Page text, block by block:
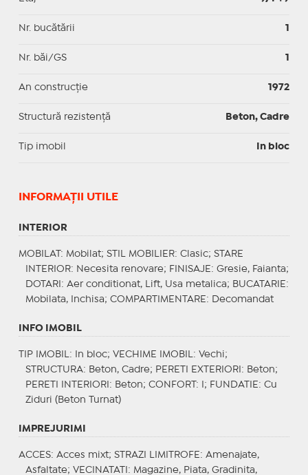
Nr. bucătării 1
Nr. băi/GS 1
An construcție 1972
Structură rezistență Beton, Cadre
Tip imobil In bloc
INFORMAŢII UTILE
INTERIOR
MOBILAT : Mobilat; STIL MOBILIER: Clasic; STARE
INTERIOR: Necesita renovare; FINISAJE : Gresie, Faianta;
DOTARI : Aer conditionat, Lift, Usa metalica; BUCATARIE :
Mobilata, Inchisa; COMPARTIMENTARE : Decomandat
INFO IMOBIL
TIP IMOBIL : In bloc; VECHIME IMOBIL : Vechi;
STRUCTURA: Beton, Cadre; PERETI EXTERIORI : Beton;
PERETI INTERIORI : Beton; CONFORT : I; FUNDATIE : Cu
Ziduri (Beton Turnat)
IMPREJURIMI
ACCES: Acces mixt; STRAZI LIMITROFE : Amenajate,
Asfaltate; VECINATATI : Magazine, Piata, Gradinita,